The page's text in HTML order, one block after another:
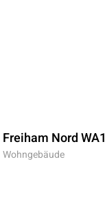
Freiham Nord WA1
Wohngebäude